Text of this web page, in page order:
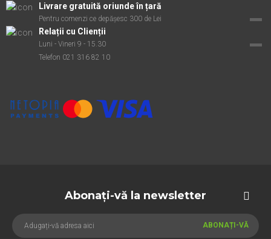
Livrare gratuită oriunde în țară
Pentru comenzi ce depășesc 300 de Lei
Relații cu Clienții
Luni - Vineri 9 - 15.30
Telefon 021 316 82 10
Abonați-vă la newsletter
ABONAȚI-VĂ